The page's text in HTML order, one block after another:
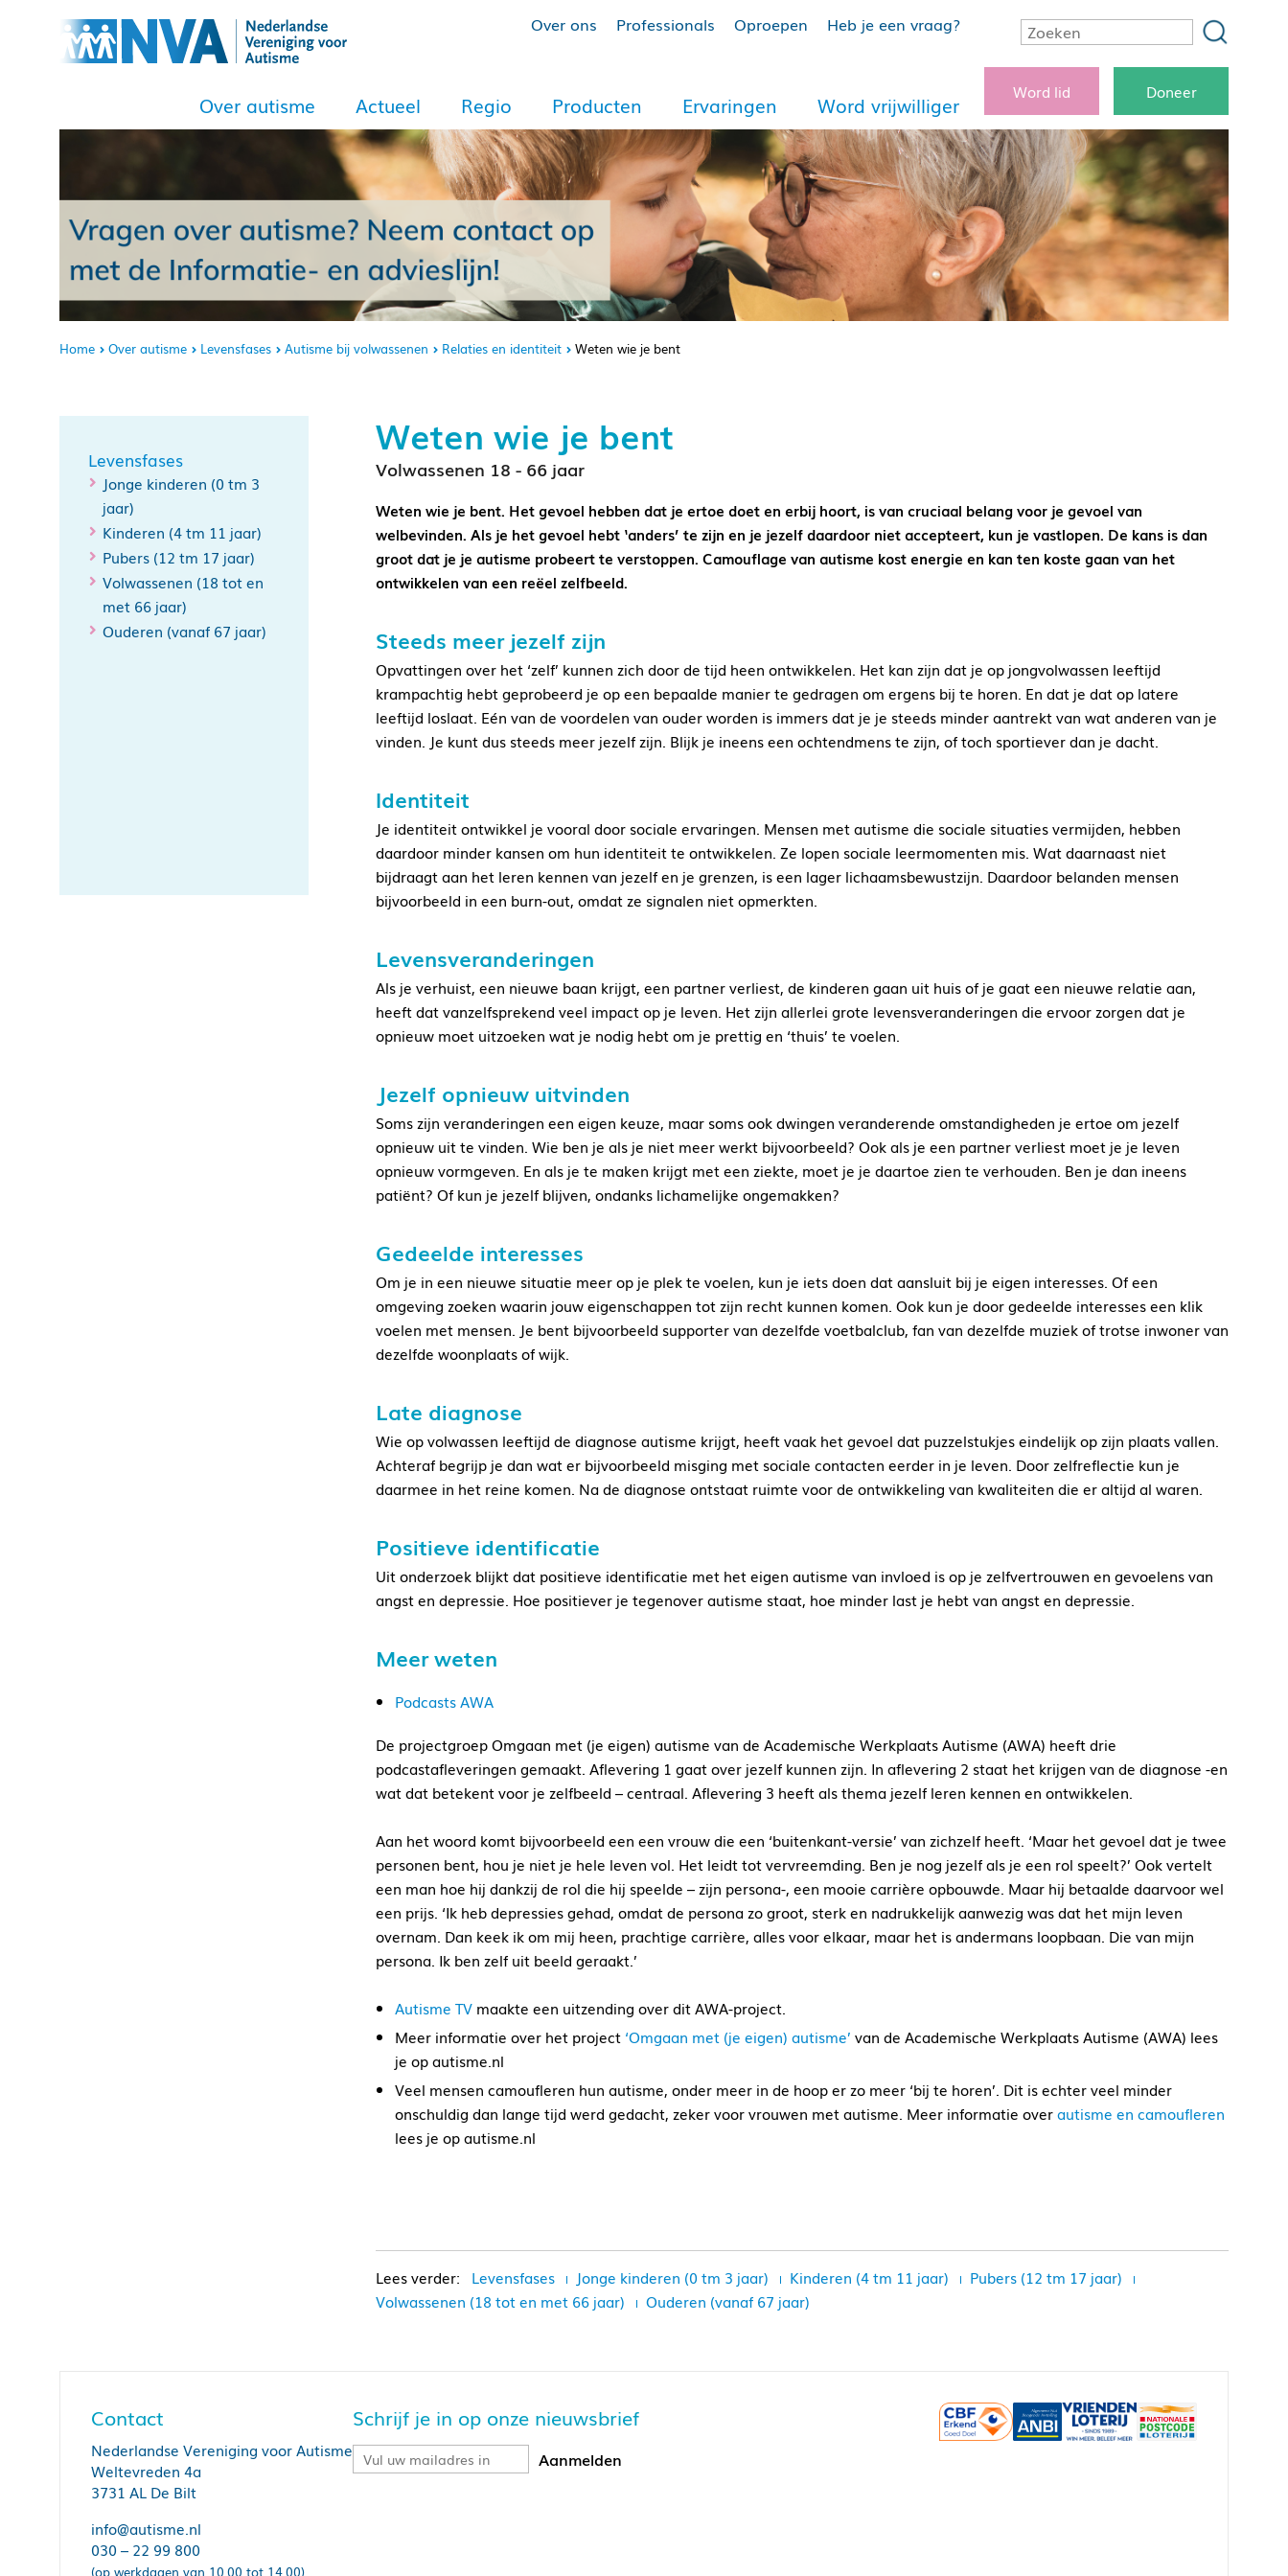
Over ons Professionals Oproepen Heb je een vraag?
Over autisme Actueel Regio Producten Ervaringen Word vrijwilliger
Word lid Doneer
Home Over autisme Levensfases Autisme bij volwassenen Relaties en identiteit Weten wie je bent
Levensfases
Jonge kinderen (0 tm 3
jaar)
Kinderen (4 tm 11 jaar)
Pubers (12 tm 17 jaar)
Volwassenen (18 tot en
met 66 jaar)
Ouderen (vanaf 67 jaar)
Weten wie je bent
Volwassenen 18 - 66 jaar
Weten wie je bent. Het gevoel hebben dat je ertoe doet en erbij hoort, is van cruciaal belang voor je gevoel van
welbevinden. Als je het gevoel hebt ‘anders’ te zijn en je jezelf daardoor niet accepteert, kun je vastlopen. De kans is dan
groot dat je je autisme probeert te verstoppen. Camouflage van autisme kost energie en kan ten koste gaan van het
ontwikkelen van een reëel zelfbeeld.
Steeds meer jezelf zijn
Opvattingen over het ‘zelf’ kunnen zich door de tijd heen ontwikkelen. Het kan zijn dat je op jongvolwassen leeftijd
krampachtig hebt geprobeerd je op een bepaalde manier te gedragen om ergens bij te horen. En dat je dat op latere
leeftijd loslaat. Eén van de voordelen van ouder worden is immers dat je je steeds minder aantrekt van wat anderen van je
vinden. Je kunt dus steeds meer jezelf zijn. Blijk je ineens een ochtendmens te zijn, of toch sportiever dan je dacht.
Identiteit
Je identiteit ontwikkel je vooral door sociale ervaringen. Mensen met autisme die sociale situaties vermijden, hebben
daardoor minder kansen om hun identiteit te ontwikkelen. Ze lopen sociale leermomenten mis. Wat daarnaast niet
bijdraagt aan het leren kennen van jezelf en je grenzen, is een lager lichaamsbewustzijn. Daardoor belanden mensen
bijvoorbeeld in een burn-out, omdat ze signalen niet opmerkten.
Levensveranderingen
Als je verhuist, een nieuwe baan krijgt, een partner verliest, de kinderen gaan uit huis of je gaat een nieuwe relatie aan,
heeft dat vanzelfsprekend veel impact op je leven. Het zijn allerlei grote levensveranderingen die ervoor zorgen dat je
opnieuw moet uitzoeken wat je nodig hebt om je prettig en ‘thuis’ te voelen.
Jezelf opnieuw uitvinden
Soms zijn veranderingen een eigen keuze, maar soms ook dwingen veranderende omstandigheden je ertoe om jezelf
opnieuw uit te vinden. Wie ben je als je niet meer werkt bijvoorbeeld? Ook als je een partner verliest moet je je leven
opnieuw vormgeven. En als je te maken krijgt met een ziekte, moet je je daartoe zien te verhouden. Ben je dan ineens
patiënt? Of kun je jezelf blijven, ondanks lichamelijke ongemakken?
Gedeelde interesses
Om je in een nieuwe situatie meer op je plek te voelen, kun je iets doen dat aansluit bij je eigen interesses. Of een
omgeving zoeken waarin jouw eigenschappen tot zijn recht kunnen komen. Ook kun je door gedeelde interesses een klik
voelen met mensen. Je bent bijvoorbeeld supporter van dezelfde voetbalclub, fan van dezelfde muziek of trotse inwoner van
dezelfde woonplaats of wijk.
Late diagnose
Wie op volwassen leeftijd de diagnose autisme krijgt, heeft vaak het gevoel dat puzzelstukjes eindelijk op zijn plaats vallen.
Achteraf begrijp je dan wat er bijvoorbeeld misging met sociale contacten eerder in je leven. Door zelfreflectie kun je
daarmee in het reine komen. Na de diagnose ontstaat ruimte voor de ontwikkeling van kwaliteiten die er altijd al waren.
Positieve identificatie
Uit onderzoek blijkt dat positieve identificatie met het eigen autisme van invloed is op je zelfvertrouwen en gevoelens van
angst en depressie. Hoe positiever je tegenover autisme staat, hoe minder last je hebt van angst en depressie.
Meer weten
Podcasts AWA
De projectgroep Omgaan met (je eigen) autisme van de Academische Werkplaats Autisme (AWA) heeft drie
podcastafleveringen gemaakt. Aflevering 1 gaat over jezelf kunnen zijn. In aflevering 2 staat het krijgen van de diagnose -en
wat dat betekent voor je zelfbeeld – centraal. Aflevering 3 heeft als thema jezelf leren kennen en ontwikkelen.
Aan het woord komt bijvoorbeeld een een vrouw die een ‘buitenkant-versie’ van zichzelf heeft. ‘Maar het gevoel dat je twee
personen bent, hou je niet je hele leven vol. Het leidt tot vervreemding. Ben je nog jezelf als je een rol speelt?’ Ook vertelt
een man hoe hij dankzij de rol die hij speelde – zijn persona-, een mooie carrière opbouwde. Maar hij betaalde daarvoor wel
een prijs. ‘Ik heb depressies gehad, omdat de persona zo groot, sterk en nadrukkelijk aanwezig was dat het mijn leven
overnam. Dan keek ik om mij heen, prachtige carrière, alles voor elkaar, maar het is andermans loopbaan. Die van mijn
persona. Ik ben zelf uit beeld geraakt.’
Autisme TV maakte een uitzending over dit AWA-project.
Meer informatie over het project ‘Omgaan met (je eigen) autisme’ van de Academische Werkplaats Autisme (AWA) lees
je op autisme.nl
Veel mensen camoufleren hun autisme, onder meer in de hoop er zo meer ‘bij te horen’. Dit is echter veel minder
onschuldig dan lange tijd werd gedacht, zeker voor vrouwen met autisme. Meer informatie overautisme en camoufleren
lees je op autisme.nl
Levensfases Jonge kinderen (0 tm 3 jaar) Kinderen (4 tm 11 jaar)
Pubers (12 tm 17 jaar)
Volwassenen (18 tot en met 66 jaar)
Ouderen (vanaf 67 jaar)
Contact
Nederlandse Vereniging voor Autisme
Weltevreden 4a
3731 AL De Bilt
info@autisme.nl
030 – 22 99 800
(op werkdagen van 10.00 tot 14.00)
Schrijf je in op onze nieuwsbrief